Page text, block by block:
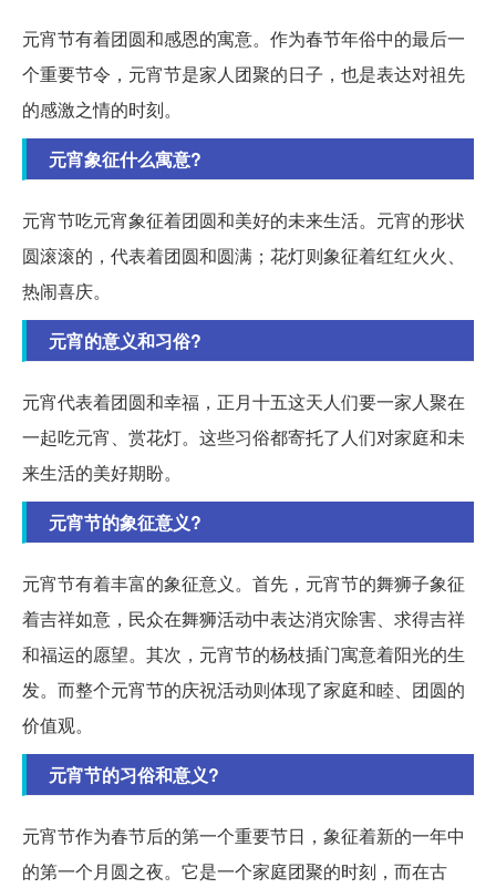
元宵节有着团圆和感恩的寓意。作为春节年俗中的最后一
个重要节令，元宵节是家人团聚的日子，也是表达对祖先
的感激之情的时刻。
元宵象征什么寓意?
元宵节吃元宵象征着团圆和美好的未来生活。元宵的形状
圆滚滚的，代表着团圆和圆满；花灯则象征着红红火火、
热闹喜庆。
元宵的意义和习俗?
元宵代表着团圆和幸福，正月十五这天人们要一家人聚在
一起吃元宵、赏花灯。这些习俗都寄托了人们对家庭和未
来生活的美好期盼。
元宵节的象征意义?
元宵节有着丰富的象征意义。首先，元宵节的舞狮子象征
着吉祥如意，民众在舞狮活动中表达消灾除害、求得吉祥
和福运的愿望。其次，元宵节的杨枝插门寓意着阳光的生
发。而整个元宵节的庆祝活动则体现了家庭和睦、团圆的
价值观。
元宵节的习俗和意义?
元宵节作为春节后的第一个重要节日，象征着新的一年中
的第一个月圆之夜。它是一个家庭团聚的时刻，而在古